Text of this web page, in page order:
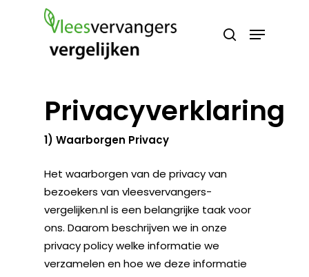
Producten
zoeken
Zoekensearch
Menu
Privacyverklaring
1) Waarborgen Privacy
Het waarborgen van de privacy van
bezoekers van vleesvervangers-
vergelijken.nl is een belangrijke taak voor
ons. Daarom beschrijven we in onze
privacy policy welke informatie we
verzamelen en hoe we deze informatie